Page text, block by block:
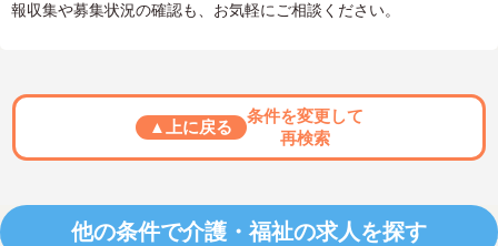
報収集や募集状況の確認も、お気軽にご相談ください。
▲上に戻る
条件を変更して
再検索
他の条件で介護・福祉の求人を探す